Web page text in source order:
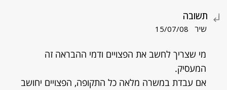
תשובה
שיר 15/07/08
מי שצריך לחשב את הפצויים ודמי ההבראה זה
המעסיק.
אם עבדת במשרה מלאה כל התקופה, הפצויים יחושב